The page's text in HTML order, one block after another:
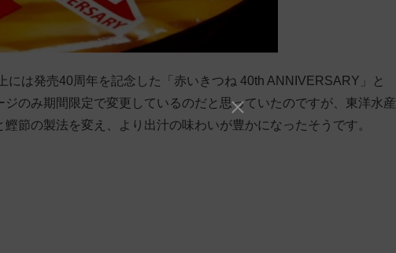
には発売40周年を記念した「赤いきつね 40th ANNIVERSARY」と
のみ期間限定で変更しているのだと思っていたのですが、東洋水産
節の製法を変え、より出汁の味わいが豊かになったそうです。